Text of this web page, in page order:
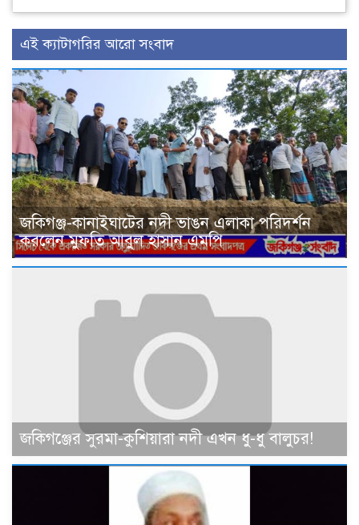
এই ক্যাটাগরির আরো সংবাদ
জকিগঞ্জ-কানাইঘাটের নদী ভাঙন এলাকা পরিদর্শন
করলেন মুফতি আবুল হাসান এমপি
জকিগঞ্জের সুরমা-কুশিয়ারা নদী এখন ধু-ধু বালুচর!